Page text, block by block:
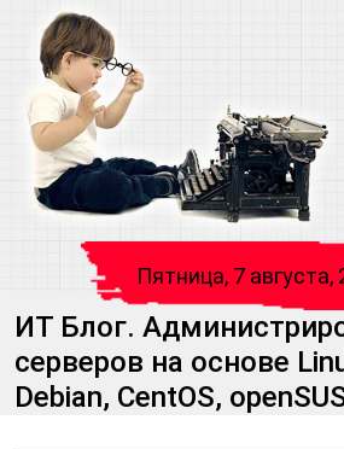
Пятница, 7 августа,
ИТ Блог.
серверов на основе
Debian, CentOS,